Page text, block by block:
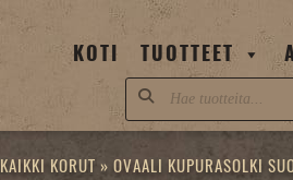
KOTI TUOTTEET
Products
search
KAIKKI KORUT » OVAALI KUPURASOLKI